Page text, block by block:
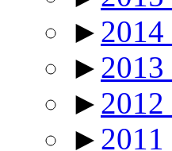
► 2014
► 2013
► 2012
► 2011